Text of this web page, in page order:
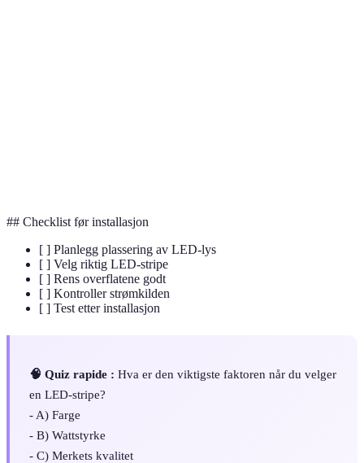
## Checklist før installasjon
[ ] Planlegg plassering av LED-lys
[ ] Velg riktig LED-stripe
[ ] Rens overflatene godt
[ ] Kontroller strømkilden
[ ] Test etter installasjon
🧠 Quiz rapide : Hva er den viktigste faktoren når du velger
en LED-stripe?
- A) Farge
- B) Wattstyrke
- C) Merkets kvalitet